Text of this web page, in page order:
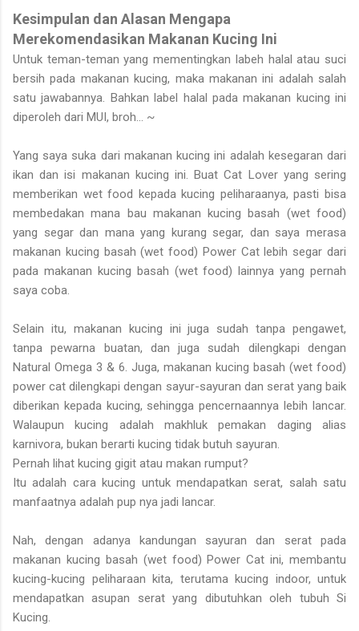
Kesimpulan dan Alasan Mengapa
Merekomendasikan Makanan Kucing Ini
Untuk teman-teman yang mementingkan labeh halal atau suci
bersih pada makanan kucing, maka makanan ini adalah salah
satu jawabannya. Bahkan label halal pada makanan kucing ini
diperoleh dari MUI, broh... ~
Yang saya suka dari makanan kucing ini adalah kesegaran dari
ikan dan isi makanan kucing ini. Buat Cat Lover yang sering
memberikan wet food kepada kucing peliharaanya, pasti bisa
membedakan mana bau makanan kucing basah (wet food)
yang segar dan mana yang kurang segar, dan saya merasa
makanan kucing basah (wet food) Power Cat lebih segar dari
pada makanan kucing basah (wet food) lainnya yang pernah
saya coba.
Selain itu, makanan kucing ini juga sudah tanpa pengawet,
tanpa pewarna buatan, dan juga sudah dilengkapi dengan
Natural Omega 3 & 6. Juga, makanan kucing basah (wet food)
power cat dilengkapi dengan sayur-sayuran dan serat yang baik
diberikan kepada kucing, sehingga pencernaannya lebih lancar.
Walaupun kucing adalah makhluk pemakan daging alias
karnivora, bukan berarti kucing tidak butuh sayuran.
Pernah lihat kucing gigit atau makan rumput?
Itu adalah cara kucing untuk mendapatkan serat, salah satu
manfaatnya adalah pup nya jadi lancar.
Nah, dengan adanya kandungan sayuran dan serat pada
makanan kucing basah (wet food) Power Cat ini, membantu
kucing-kucing peliharaan kita, terutama kucing indoor, untuk
mendapatkan asupan serat yang dibutuhkan oleh tubuh Si
Kucing.